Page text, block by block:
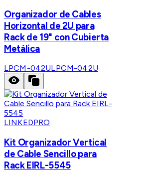
Organizador de Cables
Horizontal de 2U para
Rack de 19" con Cubierta
Metálica
LPCM-042ULPCM-042U
LINKEDPRO
Kit Organizador Vertical
de Cable Sencillo para
Rack EIRL-5545